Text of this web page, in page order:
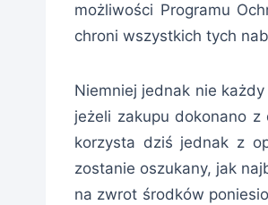
możliwości Programu
chroni wszystkich tych
Niemniej jednak nie
jeżeli zakupu dokonano z
korzysta dziś jednak z
zostanie oszukany, jak
na zwrot środków